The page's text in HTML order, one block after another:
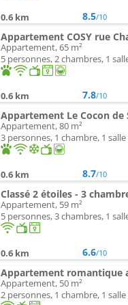
0.6 km 8.5/10
Appartement COSY rue
Appartement, 65 m²
5 personnes, 2 chambres, 1
0.6 km 7.8/10
Appartement, 80 m²
3 personnes, 1 chambre, 1
0.6 km 8.7/10
Appartement, 59 m²
5 personnes, 3 chambres, 1
0.6 km 6.6/10
Appartement, 50 m²
2 personnes, 1 chambre, 1